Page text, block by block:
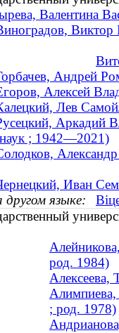
Валентина
Виктор
Андрей
Алексей
Лев
Аркадий
; 1942—2021)
Иван
языке:
род. 1984)
Алексеева,
Алимпиева,
; род. 1978)